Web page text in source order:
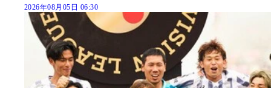
2026年08月05日 06:30